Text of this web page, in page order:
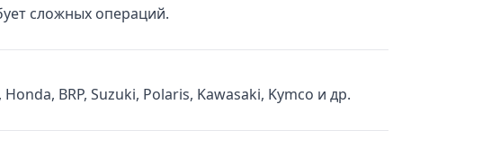
сложных операций.
BRP, Suzuki, Polaris, Kawasaki, Kymco и др.